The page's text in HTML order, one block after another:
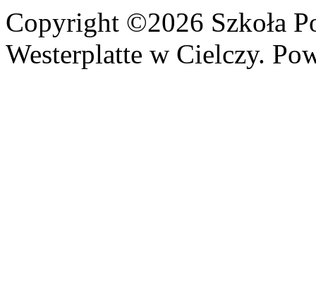
Copyright ©2026 Szkoła
Westerplatte w Cielczy.